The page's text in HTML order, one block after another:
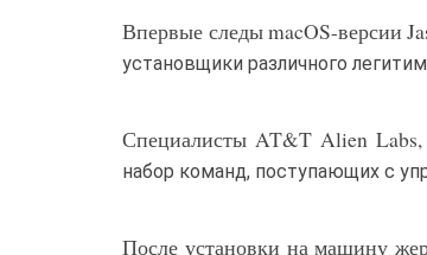
Впервые следы macOS-версии
установщики различного
Специалисты AT&T Alien Labs,
набор команд, поступающих с
После установки на машину